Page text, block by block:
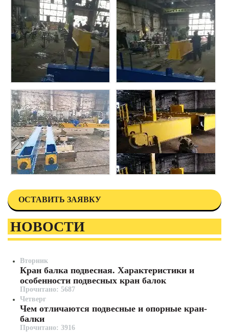
ОСТАВИТЬ ЗАЯВКУ
НОВОСТИ
Вторник
Кран балка подвесная. Характеристики и
особенности подвесных кран балок
Прочитано: 5687
Четверг
Чем отличаются подвесные и опорные кран-
балки
Прочитано: 3916